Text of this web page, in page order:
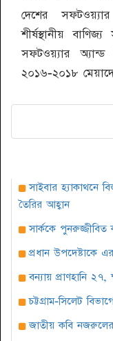
দেশের
শীর্ষস্থানীয়
সফটওয়্যার
২০১৬-২০১৮
সাইবার হ্যাকাথনে
তৈরির আহ্বান
সার্ককে পুনরুজ্জীবিত
প্রধান উপদেষ্টাকে
বন্যায় প্রাণহানি ২৭,
চট্টগ্রাম-সিলেট
জাতীয় কবি নজরুলের